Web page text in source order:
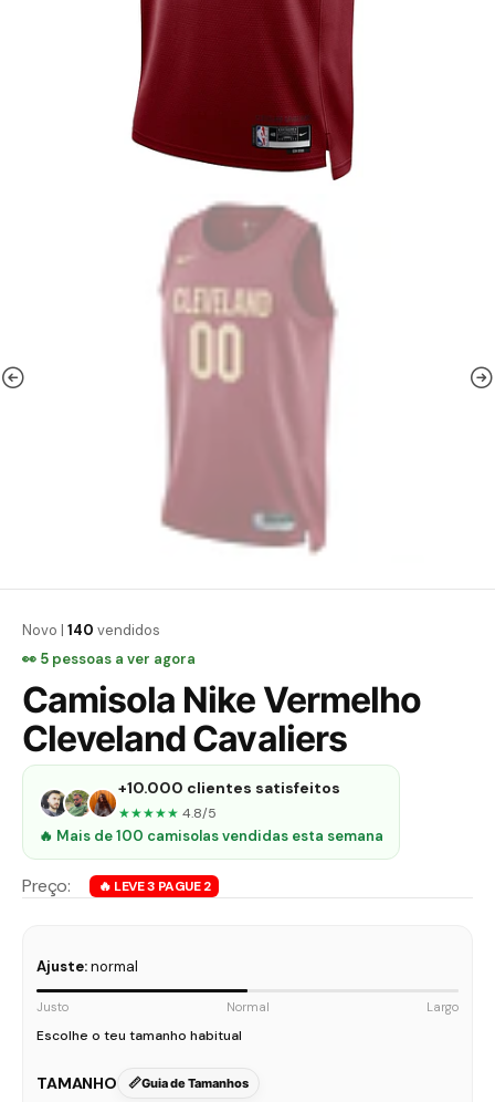
Novo | 140 vendidos
👀 7 pessoas a ver agora
Camisola Nike Vermelho
Cleveland Cavaliers
+10.000 clientes satisfeitos
★★★★★ 4.8/5
🔥 Mais de 100 camisolas vendidas esta semana
Ajuste:normal
Justo Normal Largo
Escolhe o teu tamanho habitual
TAMANHO Guia de Tamanhos